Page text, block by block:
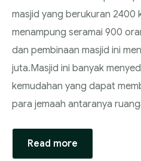
masjid yang berukuran 2400
menampung seramai 900
dan pembinaan masjid ini
juta.‎‎Masjid ini banyak
kemudahan yang dapat
para jemaah antaranya
Read more